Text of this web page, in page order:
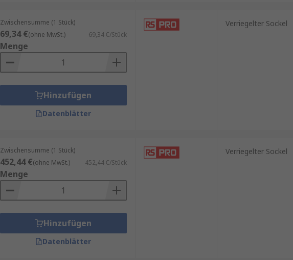
Zwischensumme (1 Stück)
69,34 €(ohne MwSt.) 69,34 €/Stück
Menge
Hinzufügen
Datenblätter
Verriegelter Sockel
Zwischensumme (1 Stück)
452,44 €(ohne MwSt.) 452,44 €/Stück
Menge
Hinzufügen
Datenblätter
Verriegelter Sockel